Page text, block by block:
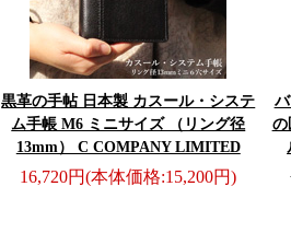
黒革の手帖 日本製 カスール・システ
ム手帳 M6 ミニサイズ （リング径
13mm） C COMPANY LIMITED
16,720円(本体価格:15,200円)
の